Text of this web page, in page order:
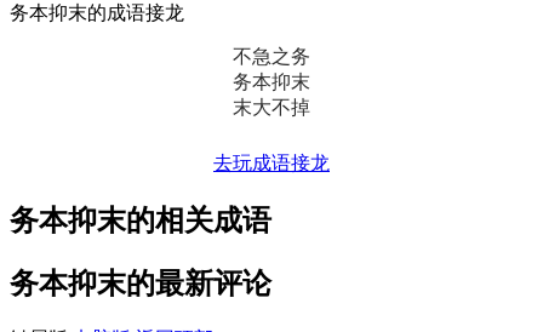
务本抑末的成语接龙
不急之务
务本抑末
末大不掉
去玩成语接龙
务本抑末的相关成语
务本抑末的最新评论